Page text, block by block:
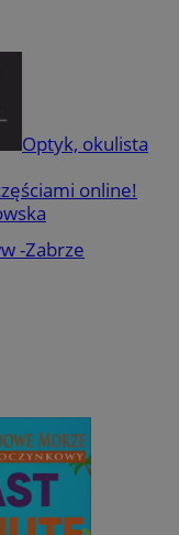
Optyk, okulista
online!
-Zabrze